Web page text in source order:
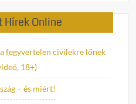
Hírek Online
fegyvertelen civilekre lőnek
18+)
– és miért!